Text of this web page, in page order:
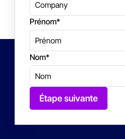
Prénom*
Nom*
Étape suivante